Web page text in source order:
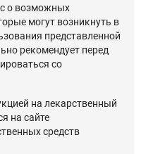
о возможных
могут возникнуть в
представленной
рекомендует перед
со
на лекарственный
на сайте
средств